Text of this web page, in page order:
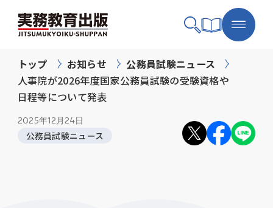
トップ お知らせ
公務員試験ニュース
人事院が2026年度国家公務員試験の受験資格や
日程等について発表
2025年12月24日
公務員試験ニュース